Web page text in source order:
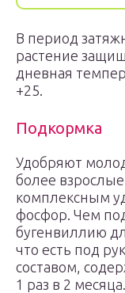
В период
растение
дневная
+25.
Подкормка
Удобряют
более
комплексным
фосфор. Чем
бугенвиллию
что есть под
составом,
1 раз в 2